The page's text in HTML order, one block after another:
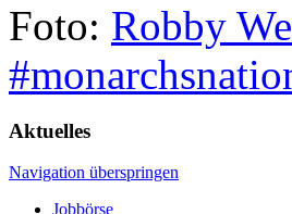
Foto: Robby
Aktuelles
Navigation überspringen
Jobbörse